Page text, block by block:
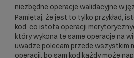
niezbędne operacje walidacyjne w
Pamiętaj, że jest to tylko przykład,
kod, co istota operacji
który wykona te same operacje na
uwadze polecam przede wszystkim
operacji, bo sam kod każdy może